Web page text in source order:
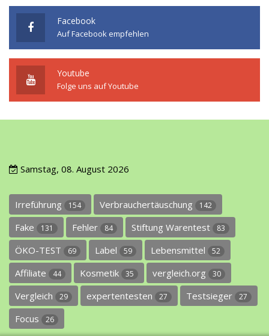
Facebook
Auf Facebook empfehlen
Youtube
Folge uns auf Youtube
Samstag, 08. August 2026
Irreführung 154 Verbrauchertäuschung 142
Fake 131 Fehler 84 Stiftung Warentest 83
ÖKO-TEST 69 Label 59 Lebensmittel 52
Affiliate 44 Kosmetik 35 vergleich.org 30
Vergleich 29 expertentesten 27 Testsieger 27
Focus 26